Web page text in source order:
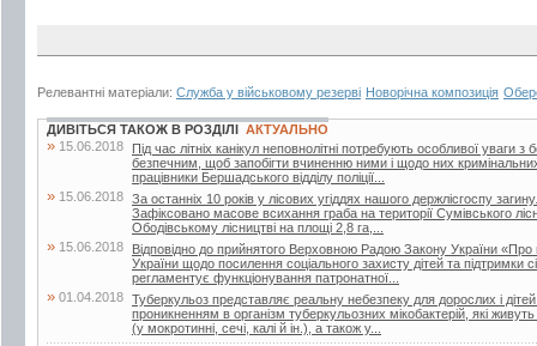
Релевантні матеріали: Служба у військовому резерві Новорічна композиція
ДИВІТЬСЯ ТАКОЖ В РОЗДІЛІ АКТУАЛЬНО
» 15.06.2018
Під час літніх канікул неповнолітні потребують особливої уваги
безпечним, щоб запобігти вчиненню ними і щодо них
працівники Бершадського відділу поліції...
» 15.06.2018 За останніх 10 років у лісових угіддях нашого держлісгоспу
Зафіксовано масове всихання граба на території Сумівського
Ободівському лісництві на площі 2,8 га,...
» 15.06.2018
Відповідно до прийнятого Верховною Радою Закону України «Про
України щодо посилення соціального захисту дітей та підтримки
регламентує функціонування патронатної...
» 01.04.2018 Туберкульоз представляє реальну небезпеку для дорослих і
проникненням в організм туберкульозних мікобактерій, які
(у мокротинні, сечі, калі й ін.), а також у...